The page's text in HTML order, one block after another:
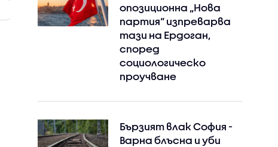
Instagram Facebook
опозиционна „Нова
партия“ изпреварва
тази на Ердоган,
според
социологическо
проучване
Бързият влак София -
Варна блъсна и уби